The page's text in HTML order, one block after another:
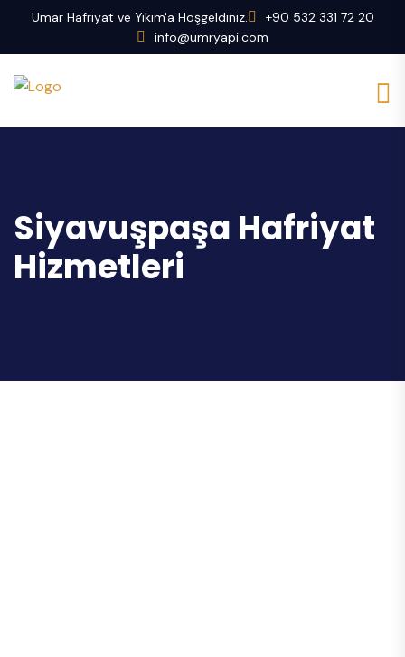
Umar Hafriyat ve Yıkım'a Hoşgeldiniz.
+90 532 331 72 20
info@umryapi.com
Siyavuşpaşa Hafriyat
Hizmetleri